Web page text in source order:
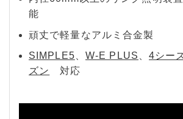
能
頑丈で軽量なアルミ合金製
SIMPLE5 W-E PLUS 、4シー
ズン
対応